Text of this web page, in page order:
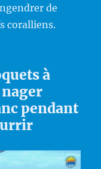
de
coralliens.
à
pendant